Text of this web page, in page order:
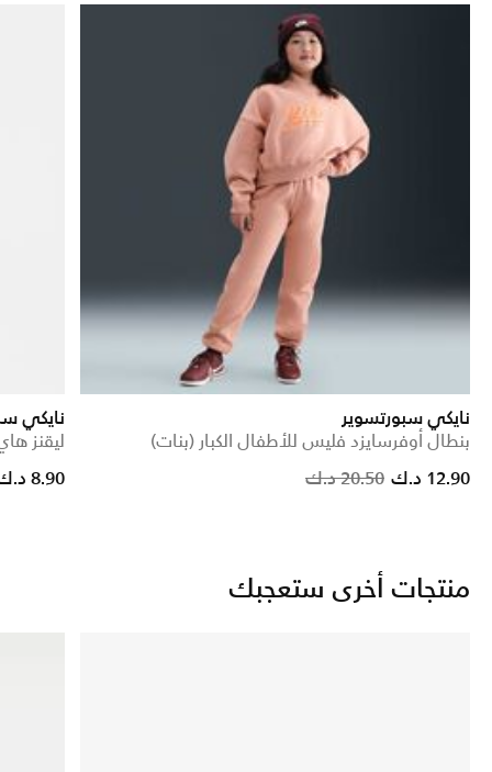
نايكي سبورتسوير
بنطال أوفرسايزد فليس للأطفال الكبار (بنات)
Price reduced from
20.50 د.ك
to 12.90 د.ك
نايكي
ليقنز
from
8.90 د.ك
منتجات أخرى ستعجبك